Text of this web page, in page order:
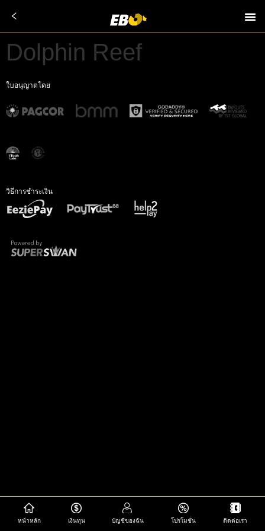
หน้าหลัก เงินทุน บัญชีของฉัน โปรโมชั่น ติดต่อเรา
Dolphin Reef
ใบอนุญาตโดย
วิธีการชำระเงิน